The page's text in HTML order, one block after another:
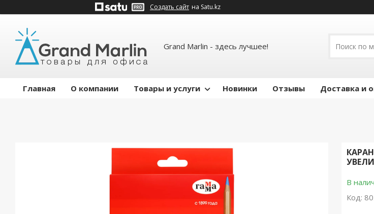
Создать сайт на Satu.kz
Grand Marlin - здесь лучшее!
Главная О компании Товары и услуги Новинки Отзывы Доставка и
В
Код: